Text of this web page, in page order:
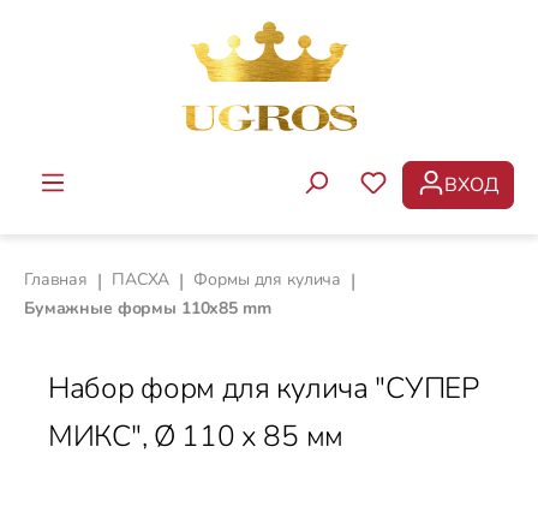
Перейти к основному содержанию
У ВАС ЕСТЬ
ВХОД
Главная | ПАСХА | Формы для кулича |
Бумажные формы 110х85 mm
Набор форм для кулича "СУПЕР
МИКС", Ø 110 x 85 мм